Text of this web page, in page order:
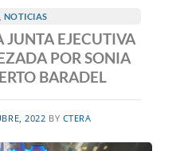
NOTICIAS
EJECUTIVA
POR SONIA
BARADEL
2022 BY CTERA